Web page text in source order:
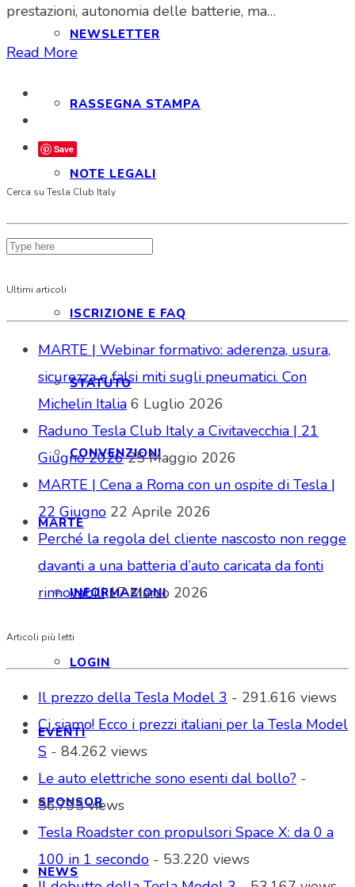
NEWSLETTER
RASSEGNA STAMPA
NOTE LEGALI
ISCRIZIONE
ISCRIZIONE E FAQ
STATUTO
CONVENZIONI
MARTE
INFORMAZIONI
LOGIN
EVENTI
SPONSOR
NEWS
prestazioni, autonomia delle batterie, ma…
Read More
Save
Cerca su Tesla Club Italy
Ultimi articoli
MARTE | Webinar formativo: aderenza, usura,
sicurezza e falsi miti sugli pneumatici. Con
Michelin Italia 6 Luglio 2026
Raduno Tesla Club Italy a Civitavecchia | 21
Giugno 2026 25 Maggio 2026
MARTE | Cena a Roma con un ospite di Tesla |
22 Giugno 22 Aprile 2026
Perché la regola del cliente nascosto non regge
davanti a una batteria d’auto caricata da fonti
rinnovabili 17 Marzo 2026
Articoli più letti
Il prezzo della Tesla Model 3 - 291.616 views
Ci siamo! Ecco i prezzi italiani per la Tesla Model
S - 84.262 views
Le auto elettriche sono esenti dal bollo? -
56.795 views
Tesla Roadster con propulsori Space X: da 0 a
100 in 1 secondo - 53.220 views